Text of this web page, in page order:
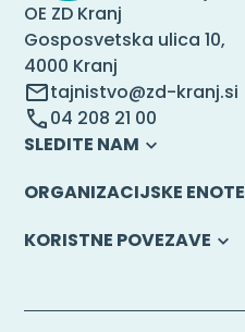
OE ZD Kranj
Gosposvetska ulica 10,
4000 Kranj
tajnistvo@zd-kranj.si
04 208 21 00
SLEDITE NAM
ORGANIZACIJSKE ENOTE
KORISTNE POVEZAVE